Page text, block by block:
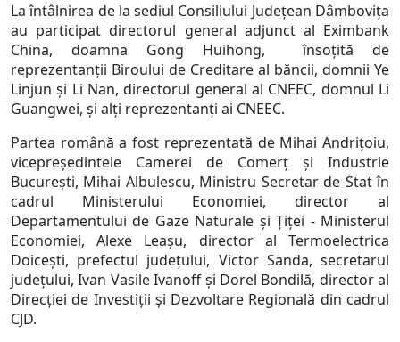
La întâlnirea de la sediul Consiliului Judeţean Dâmboviţa
au participat directorul general adjunct al Eximbank
China, doamna Gong Huihong, însoţită de
reprezentanţii Biroului de Creditare al băncii, domnii Ye
Linjun şi Li Nan, directorul general al CNEEC, domnul Li
Guangwei, şi alţi reprezentanţi ai CNEEC.
Partea română a fost reprezentată de Mihai Andriţoiu,
vicepreşedintele Camerei de Comerţ şi Industrie
Bucureşti, Mihai Albulescu, Ministru Secretar de Stat în
cadrul Ministerului Economiei, director al
Departamentului de Gaze Naturale şi Ţiţei - Ministerul
Economiei, Alexe Leaşu, director al Termoelectrica
Doiceşti, prefectul judeţului, Victor Sanda, secretarul
judeţului, Ivan Vasile Ivanoff şi Dorel Bondilă, director al
Direcţiei de Investiţii şi Dezvoltare Regională din cadrul
CJD.